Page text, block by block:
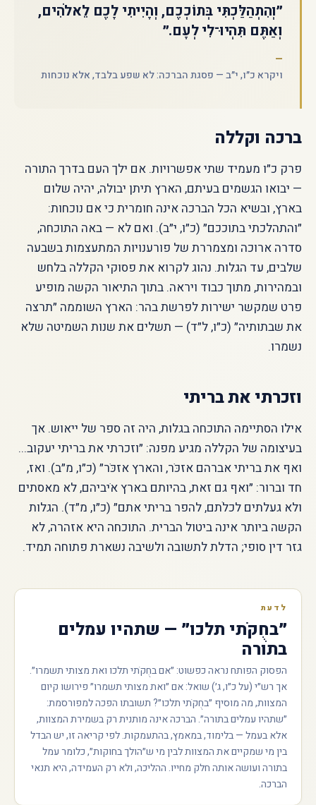
״וְהִתְהַלַּכְתִּי בְּתוֹכְכֶם, וְהָיִיתִי לָכֶם לֵאלֹהִים,
וְאַתֶּם תִּהְיוּ־לִי לְעָם.״
ויקרא כ״ו, י״ב — פסגת הברכה: לא שפע בלבד, אלא נוכחות
ברכה וקללה
פרק כ״ו מעמיד שתי אפשרויות. אם ילך העם בדרך התורה
— יבואו הגשמים בעיתם, הארץ תיתן יבולה, יהיה שלום
בארץ, ובשיא הכל הברכה אינה חומרית כי אם נוכחות:
״והתהלכתי בתוככם״ (כ״ו, י״ב). ואם לא — באה התוכחה,
סדרה ארוכה ומצמררת של פורענויות המתעצמות בשבעה
שלבים, עד הגלות. נהוג לקרוא את פסוקי הקללה בלחש
ובמהירות, מתוך כבוד ויראה. בתוך התיאור הקשה מופיע
פרט שמקשר ישירות לפרשת בהר: הארץ השוממה ״תרצה
את שבתותיה״ (כ״ו, ל״ד) — תשלים את שנות השמיטה שלא
נשמרו.
וזכרתי את בריתי
אילו הסתיימה התוכחה בגלות, היה זה ספר של ייאוש. אך
בעיצומה של הקללה מגיע מפנה: ״וזכרתי את בריתי יעקוב...
ואף את בריתי אברהם אזכֹּר, והארץ אזכֹּר״ (כ״ו, מ״ב). ואז,
חד וברור: ״ואף גם זאת, בהיותם בארץ אֹיביהם, לא מאסתים
ולא געלתים לכלֹתם, להפר בריתי אתם״ (כ״ו, מ״ד). הגלות
הקשה ביותר אינה ביטול הברית. התוכחה היא אזהרה, לא
גזר דין סופי; הדלת לתשובה ולשיבה נשארת פתוחה תמיד.
לדעת
״בחֻקֹתי תלכו״ — שתהיו עמלים
בתורה
הפסוק הפותח נראה כפשוט: ״אם בחֻקֹתי תלכו ואת מצותי תשמרו״.
אך רש״י (על כ״ו, ג׳) שואל: אם ״ואת מצותי תשמרו״ פירושו קיום
המצוות, מה מוסיף ״בחֻקֹתי תלכו״? תשובתו הפכה למפורסמת:
״שתהיו עמלים בתורה״. הברכה אינה מותנית רק בשמירת המצוות,
אלא בעמל — בלימוד, במאמץ, בהתעמקות. לפי קריאה זו, יש הבדל
בין מי שמקיים את המצוות לבין מי ש״הולך בחוקות״, כלומר עמל
בתורה ועושה אותה חלק מחייו. ההליכה, ולא רק העמידה, היא תנאי
הברכה.